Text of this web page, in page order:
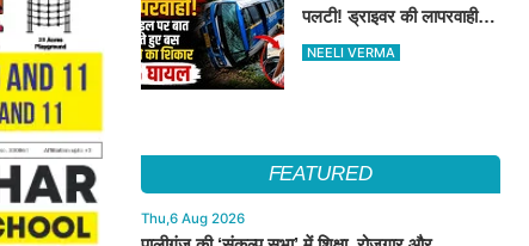
पलटी! ड्राइवर की लापरवाही से
15 लोग हुए घायल
NEELI VERMA
FEATURED
Thu,6 Aug 2026